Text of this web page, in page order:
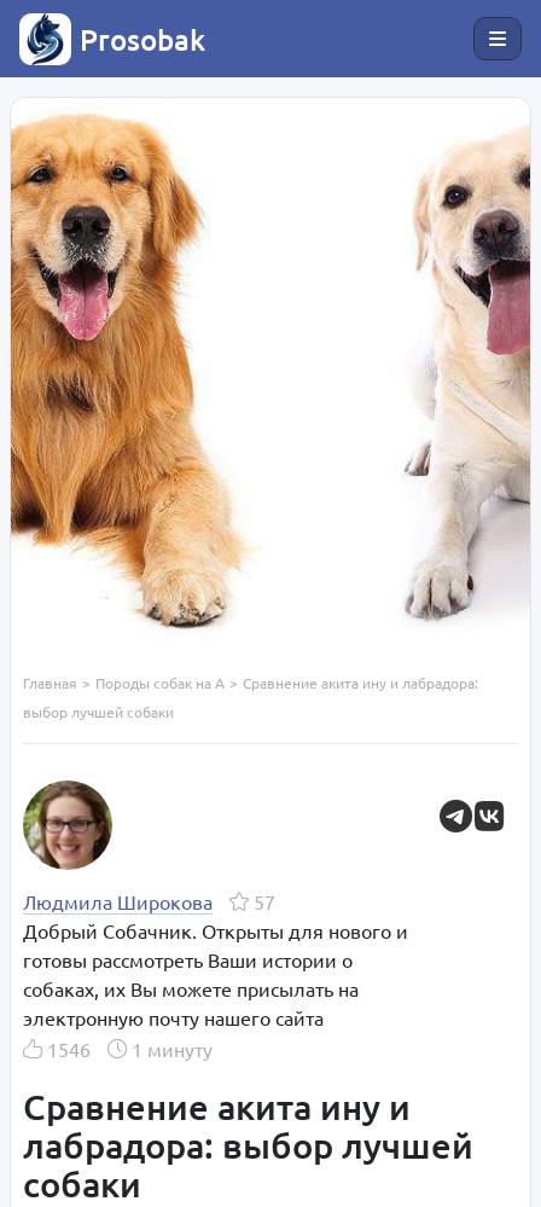
Prosobak
Главная > Породы собак на А > Сравнение акита ину и лабрадора:
выбор лучшей собаки
Людмила Широкова
57
Добрый Собачник. Открыты для нового и
готовы рассмотреть Ваши истории о
собаках, их Вы можете присылать на
электронную почту нашего сайта
1546
1 минуту
Сравнение акита ину и
лабрадора: выбор лучшей
собаки